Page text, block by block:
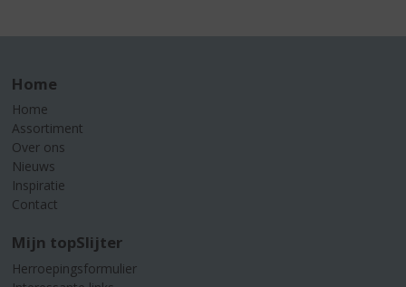
Home
Home
Assortiment
Over ons
Nieuws
Inspiratie
Contact
Mijn topSlijter
Herroepingsformulier